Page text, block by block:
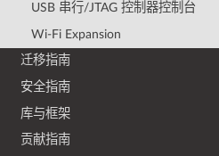
USB 串行/JTAG 控制器控制台
Wi-Fi Expansion
迁移指南
安全指南
库与框架
贡献指南